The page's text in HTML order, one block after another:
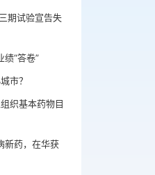
期试验宣告失
“答卷”
市？
织基本药物目
新药，在华获